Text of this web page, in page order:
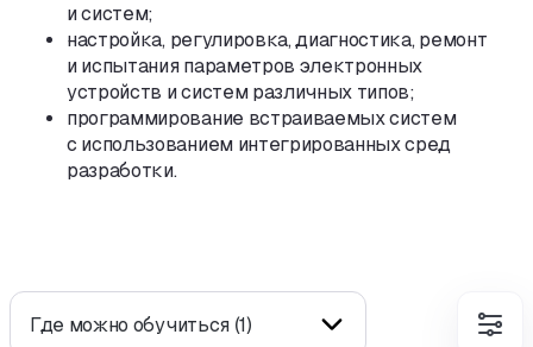
и систем;
настройка, регулировка,диагностика, ремонт
и испытания параметров электронных
устройств и систем различных типов;
программирование встраиваемых систем
с использованием интегрированных сред
разработки.
Где можно обучиться (1)